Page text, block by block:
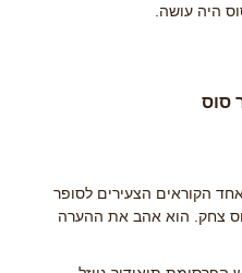
היה עושה.
סוס
הקוראים הצעירים לסופר
צחק. הוא אהב את ההערה